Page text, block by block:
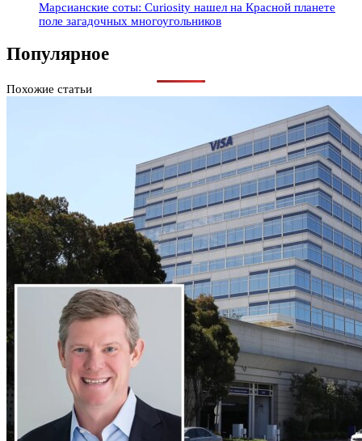
Марсианские соты: Curiosity нашел на Красной планете
поле загадочных многоугольников
Популярное
Похожие статьи